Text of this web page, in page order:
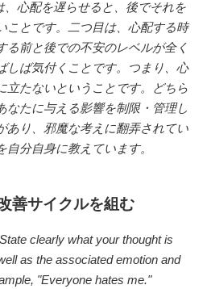
、心配を遅らせると、後でそれを
ことです。二つ目は、心配する時
る前と後での不安のレベルが全く
しば気付くことです。つまり、心
立たないということです。どちら
なたに与える影響を制限・管理し
あり、邪魔な考えに翻弄されてい
自分自身に教えています。
善サイクルを組む
clearly what your thought is
as the associated emotion and
"Everyone hates me."